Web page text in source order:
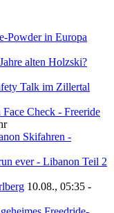
Powder in Europa
alten Holzski?
Talk im Zillertal
Check - Freeride
Skifahren -
ever - Libanon Teil 2
10.08., 05:35 -